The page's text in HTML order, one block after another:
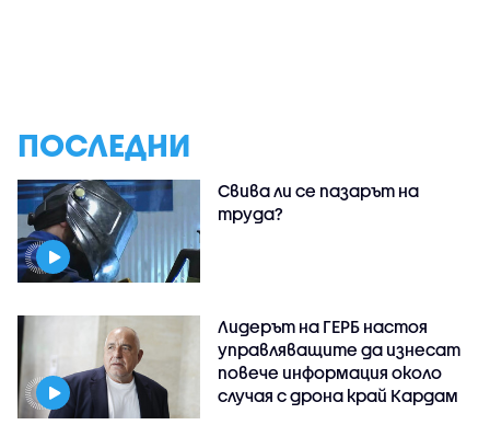
ПОСЛЕДНИ
Свива ли се пазарът на
труда?
Лидерът на ГЕРБ настоя
управляващите да изнесат
повече информация около
случая с дрона край Кардам